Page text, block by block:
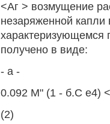
<Аг > возмущение
незаряженной
характеризующемся
получено в виде:
- а -
0.092 М" (1 - б.С е4)
(2)